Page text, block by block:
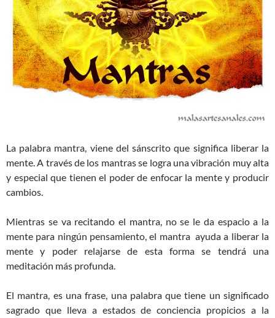
La palabra mantra, viene del sánscrito que significa liberar la
mente. A través de los mantras se logra una vibración muy alta
y especial que tienen el poder de enfocar la mente y producir
cambios.
Mientras se va recitando el mantra, no se le da espacio a la
mente para ningún pensamiento, el mantra ayuda a liberar la
mente y poder relajarse de esta forma se tendrá una
meditación más profunda.
El mantra, es una frase, una palabra que tiene un significado
sagrado que lleva a estados de conciencia propicios a la